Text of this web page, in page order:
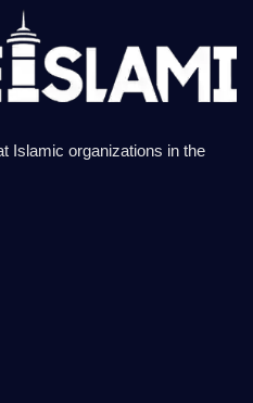
Islamic organizations in the